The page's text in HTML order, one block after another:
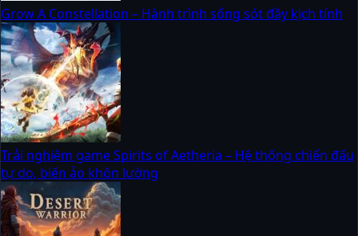
Grow A Constellation – Hành trình sống sót đầy kịch tính
Trải nghiệm game Spirits of Aetheria – Hệ thống chiến đấu
tự do, biến ảo khôn lường